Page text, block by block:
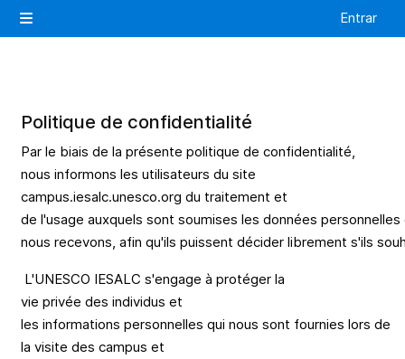
Entrar
Politique de confidentialité
Par le biais de la présente politique de confidentialité,
nous informons les utilisateurs du site
campus.iesalc.unesco.org du traitement et
de l'usage auxquels sont soumises les données personnelles
nous recevons, afin qu'ils puissent décider librement s'ils
L'UNESCO IESALC s'engage à protéger la
vie privée des individus et
les informations personnelles qui nous sont fournies lors de
la visite des campus et